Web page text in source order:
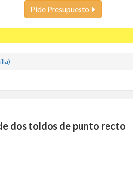
Pide Presupuesto
dos toldos de punto recto